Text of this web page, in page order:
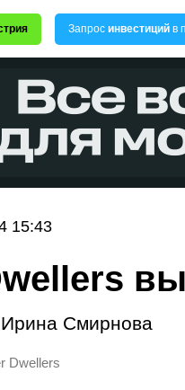
Запрос инвестиций в
15:43
Ирина Смирнова
Dwellers